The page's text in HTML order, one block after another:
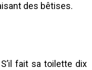
des bêtises.
fait sa toilette dix